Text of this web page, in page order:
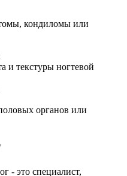
кондиломы или
и текстуры ногтевой
органов или
- это специалист,